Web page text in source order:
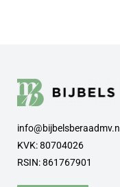
info@bijbelsberaadmv.nl
KVK: 80704026
RSIN: 861767901